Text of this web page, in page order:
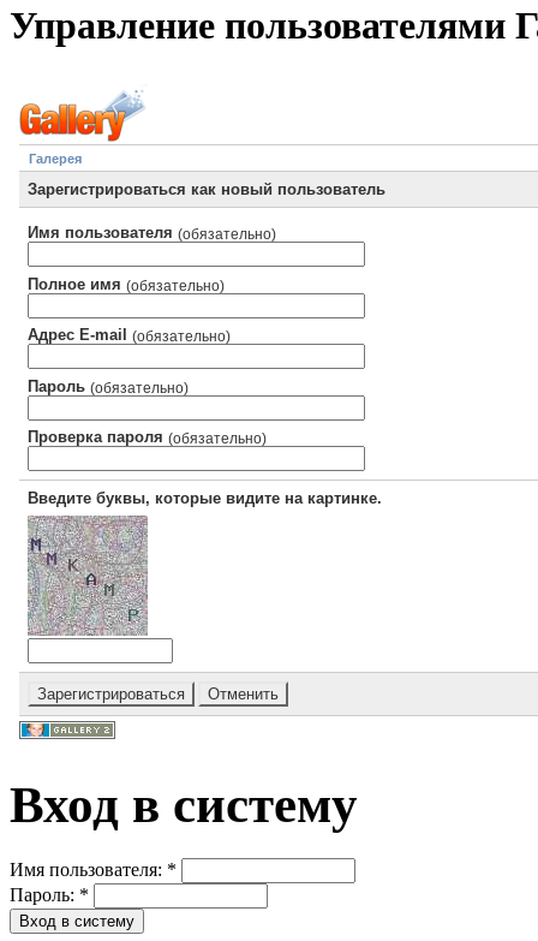
Управление пользователями
Галерея
Зарегистрироваться как новый пользователь
Имя пользователя (обязательно)
Полное имя (обязательно)
Адрес E-mail (обязательно)
Пароль (обязательно)
Проверка пароля (обязательно)
Введите буквы, которые видите на картинке.
Вход в систему
Имя пользователя: *
Пароль: *